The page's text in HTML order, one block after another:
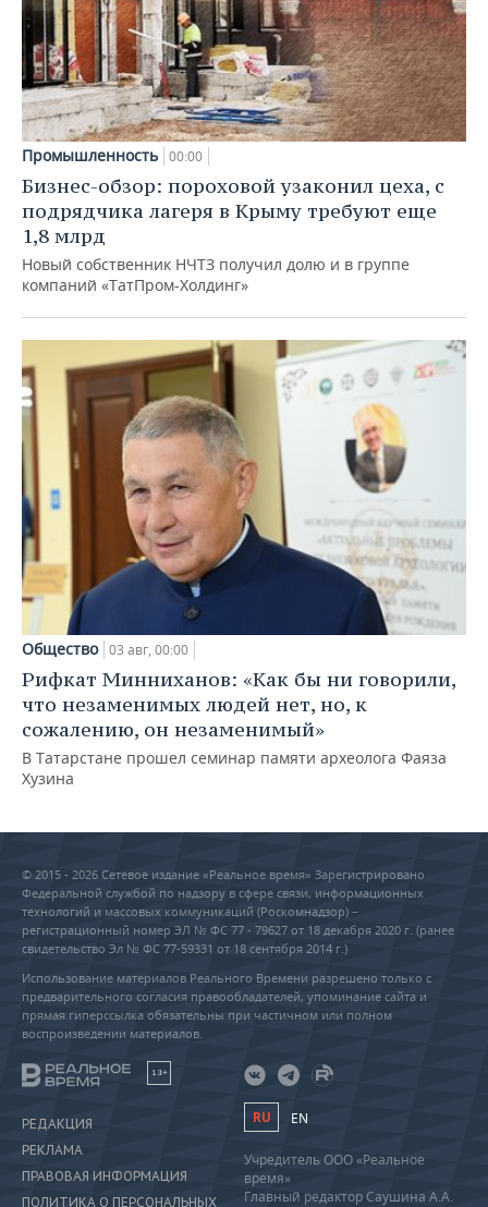
Промышленность 00:00
Бизнес-обзор: пороховой узаконил цеха, с
подрядчика лагеря в Крыму требуют еще
1,8 млрд
Новый собственник НЧТЗ получил долю и в группе
компаний «ТатПром-Холдинг»
Общество 03 авг, 00:00
Рифкат Минниханов: «Как бы ни говорили,
что незаменимых людей нет, но, к
сожалению, он незаменимый»
В Татарстане прошел семинар памяти археолога Фаяза
Хузина
© 2015 - 2026 Сетевое издание «Реальное время» Зарегистрировано
Федеральной службой по надзору в сфере связи, информационных
технологий и массовых коммуникаций (Роскомнадзор) –
регистрационный номер ЭЛ № ФС 77 - 79627 от 18 декабря 2020 г. (ранее
свидетельство Эл № ФС 77-59331 от 18 сентября 2014 г.)
Использование материалов Реального Времени разрешено только с
предварительного согласия правообладателей, упоминание сайта и
прямая гиперссылка обязательны при частичном или полном
воспроизведении материалов.
18+
РЕДАКЦИЯ
РЕКЛАМА
ПРАВОВАЯ ИНФОРМАЦИЯ
ПОЛИТИКА О ПЕРСОНАЛЬНЫХ
RU EN
Учредитель ООО «Реальное
время»
Главный редактор Саушина А.А.